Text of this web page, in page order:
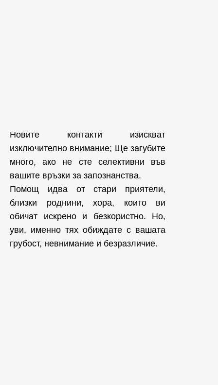
Новите контакти изискват
изключително внимание; Ще загубите
много, ако не сте селективни във
вашите връзки за запознанства.
Помощ идва от стари приятели,
близки роднини, хора, които ви
обичат искрено и безкористно. Но,
уви, именно тях обиждате с вашата
грубост, невнимание и безразличие.